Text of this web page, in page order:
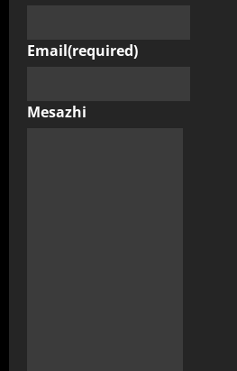
Email(required)
Mesazhi